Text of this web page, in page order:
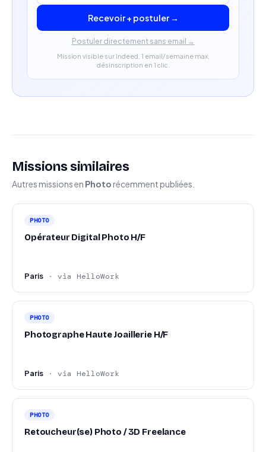
Recevoir + postuler →
Postuler directement sans email →
Mission visible sur Indeed. 1 email/semaine max,
désinscription en 1 clic.
Missions similaires
Autres missions en Photo récemment publiées.
PHOTO
Opérateur Digital Photo H/F
Paris · via HelloWork
PHOTO
Photographe Haute Joaillerie H/F
Paris · via HelloWork
PHOTO
Retoucheur(se) Photo / 3D Freelance